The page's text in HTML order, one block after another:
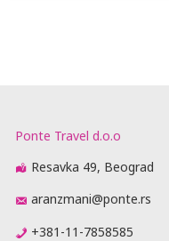
Ponte Travel d.o.o
Resavka 49, Beograd
aranzmani@ponte.rs
+381-11-7858585